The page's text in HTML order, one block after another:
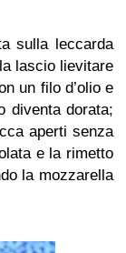
sulla leccarda
lascio lievitare
un filo d’olio e
diventa dorata;
aperti senza
e la rimetto
la mozzarella